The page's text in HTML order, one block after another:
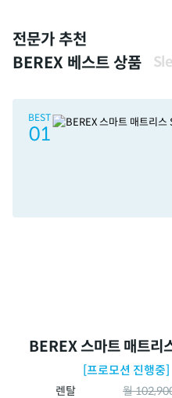
전문가 추천
BEREX 베스트 상품
BEST
01
BEREX 스마트 매트리
[프로모션 진행중]
렌탈 월